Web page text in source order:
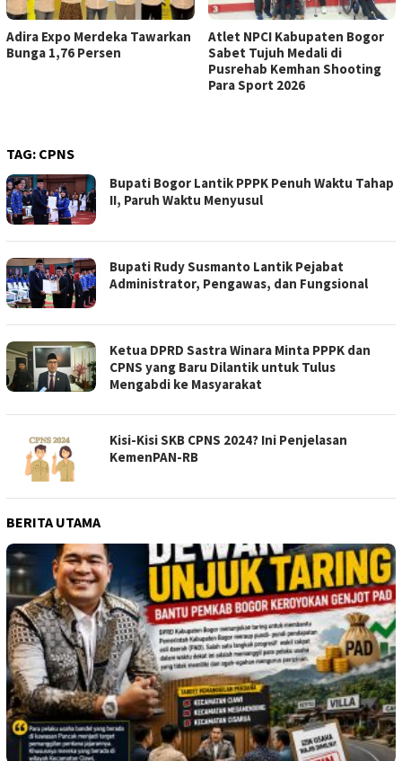
Adira Expo Merdeka Tawarkan
Bunga 1,76 Persen
Atlet NPCI Kabupaten Bogor
Sabet Tujuh Medali di
Pusrehab Kemhan Shooting
Para Sport 2026
TAG: CPNS
Bupati Bogor Lantik PPPK Penuh Waktu Tahap
II, Paruh Waktu Menyusul
Bupati Rudy Susmanto Lantik Pejabat
Administrator, Pengawas, dan Fungsional
Ketua DPRD Sastra Winara Minta PPPK dan
CPNS yang Baru Dilantik untuk Tulus
Mengabdi ke Masyarakat
Kisi-Kisi SKB CPNS 2024? Ini Penjelasan
KemenPAN-RB
BERITA UTAMA